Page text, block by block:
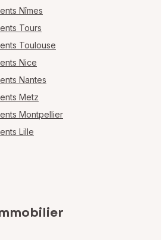
Nîmes
Tours
Toulouse
Nice
Nantes
Metz
Montpellier
Lille